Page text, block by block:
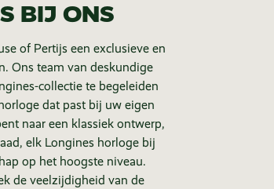
BIJ ONS
of Pertijs een exclusieve en
Ons team van deskundige
collectie te begeleiden
dat past bij uw eigen
naar een klassiek ontwerp,
elk Longines horloge bij
op het hoogste niveau.
de veelzijdigheid van de